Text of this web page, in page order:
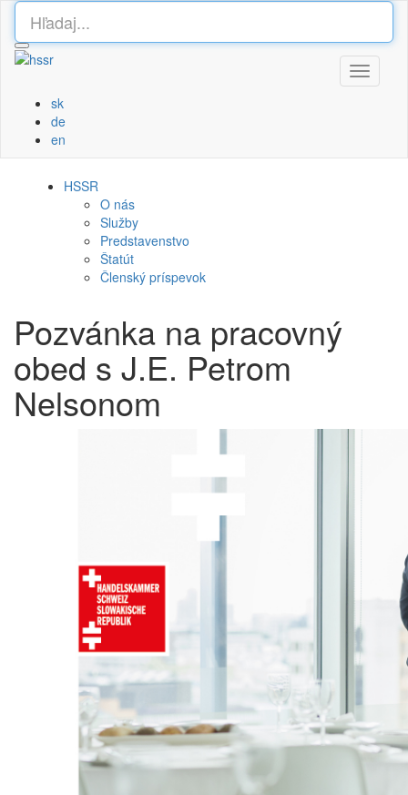
Toggle
sk
de
en
HSSR
O nás
Služby
Predstavenstvo
Štatút
Členský príspevok
Pozvánka na pracovný
obed s J.E. Petrom
Nelsonom